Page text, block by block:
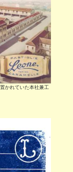
かれていた本社兼工